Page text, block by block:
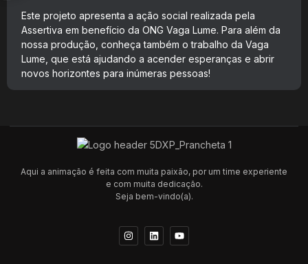
Este projeto apresenta a ação social realizada pela
Assertiva em benefício da ONG Vaga Lume. Para além da
nossa produção, conheça também o trabalho da Vaga
Lume, que está ajudando a acender esperanças e abrir
novos horizontes para inúmeras pessoas!
Aqui a animação é feita com muita paixão, por um time experiente
e com muita dedicação.
Seja bem-vindo(a).